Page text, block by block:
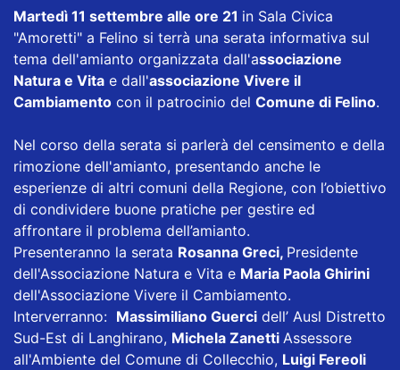
Martedì 11 settembre alle ore 21 in Sala Civica
"Amoretti" a Felino si terrà una serata informativa sul
tema dell'amianto organizzata dall'associazione
Natura e Vita e dall'associazione Vivere il
Cambiamento con il patrocinio del Comune di Felino.
Nel corso della serata si parlerà del censimento e della
rimozione dell'amianto, presentando anche le
esperienze di altri comuni della Regione, con l’obiettivo
di condividere buone pratiche per gestire ed
affrontare il problema dell’amianto.
Presenteranno la serata Rosanna Greci, Presidente
dell'Associazione Natura e Vita e Maria Paola Ghirini
dell'Associazione Vivere il Cambiamento.
Interverranno: Massimiliano Guerci dell’ Ausl Distretto
Sud-Est di Langhirano, Michela Zanetti Assessore
all'Ambiente del Comune di Collecchio, Luigi Fereoli